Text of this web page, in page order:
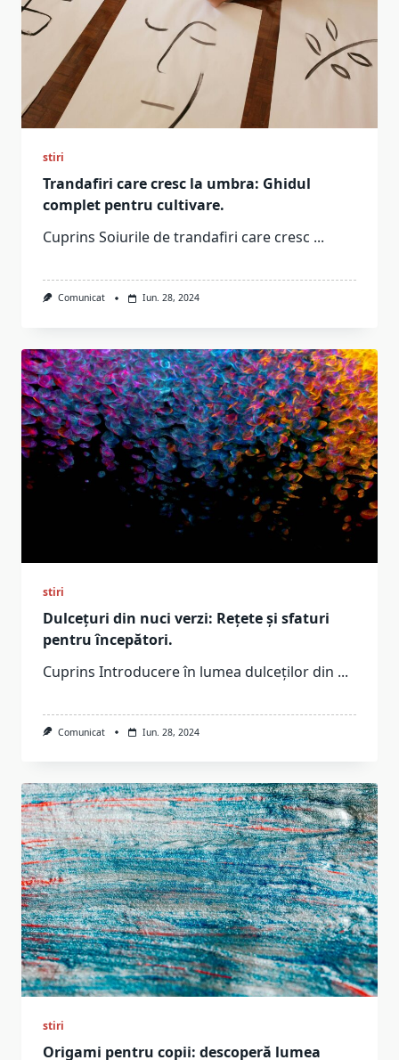
stiri
Trandafiri care cresc la umbra: Ghidul
complet pentru cultivare.
Cuprins Soiurile de trandafiri care cresc ...
Comunicat Iun. 28, 2024
stiri
Dulcețuri din nuci verzi: Rețete și sfaturi
pentru începători.
Cuprins Introducere în lumea dulceților din ...
Comunicat Iun. 28, 2024
stiri
Origami pentru copii: descoperă lumea